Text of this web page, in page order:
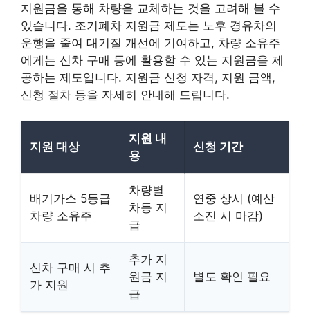
지원금을 통해 차량을 교체하는 것을 고려해 볼 수
있습니다. 조기폐차 지원금 제도는 노후 경유차의
운행을 줄여 대기질 개선에 기여하고, 차량 소유주
에게는 신차 구매 등에 활용할 수 있는 지원금을 제
공하는 제도입니다. 지원금 신청 자격, 지원 금액,
신청 절차 등을 자세히 안내해 드립니다.
지원 대상
지원 내
용
신청 기간
배기가스 5등급
차량 소유주
차량별
차등 지
급
연중 상시 (예산
소진 시 마감)
신차 구매 시 추
가 지원
추가 지
원금 지
급
별도 확인 필요